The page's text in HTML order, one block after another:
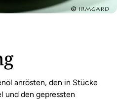
anrösten, den in Stücke
und den gepressten